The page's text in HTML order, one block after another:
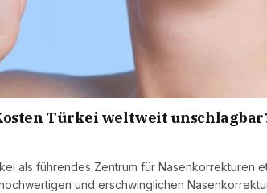
Türkei weltweit
als führendes Zentrum für Nasenkorrekturen
und erschwinglichen